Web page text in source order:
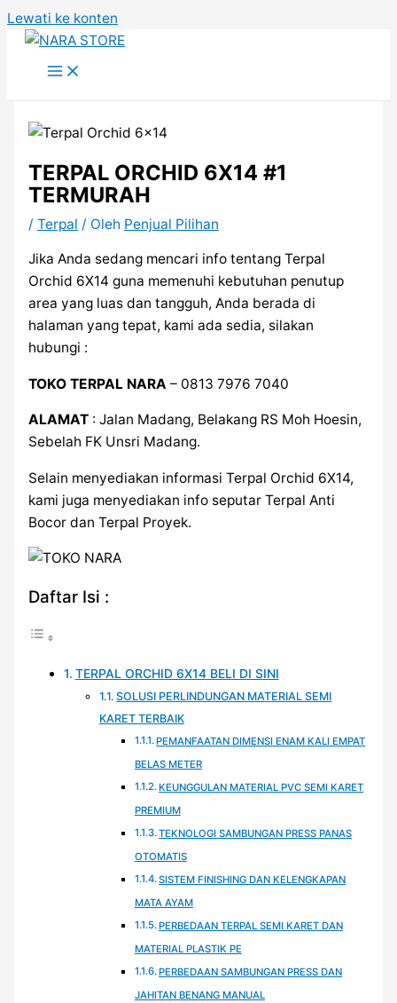
Lewati ke konten
TERPAL ORCHID 6X14 #1
TERMURAH
/ Terpal / Oleh Penjual Pilihan
Jika Anda sedang mencari info tentang Terpal
Orchid 6X14 guna memenuhi kebutuhan penutup
area yang luas dan tangguh, Anda berada di
halaman yang tepat, kami ada sedia, silakan
hubungi :
TOKO TERPAL NARA – 0813 7976 7040
ALAMAT: Jalan Madang, Belakang RS Moh Hoesin,
Sebelah FK Unsri Madang.
Selain menyediakan informasi Terpal Orchid 6X14,
kami juga menyediakan info seputar Terpal Anti
Bocor dan Terpal Proyek.
Daftar Isi :
TERPAL ORCHID 6X14 BELI DI SINI
SOLUSI PERLINDUNGAN MATERIAL SEMI
KARET TERBAIK
PEMANFAATAN DIMENSI ENAM KALI EMPAT
BELAS METER
KEUNGGULAN MATERIAL PVC SEMI KARET
PREMIUM
TEKNOLOGI SAMBUNGAN PRESS PANAS
OTOMATIS
SISTEM FINISHING DAN KELENGKAPAN
MATA AYAM
PERBEDAAN TERPAL SEMI KARET DAN
MATERIAL PLASTIK PE
PERBEDAAN SAMBUNGAN PRESS DAN
JAHITAN BENANG MANUAL